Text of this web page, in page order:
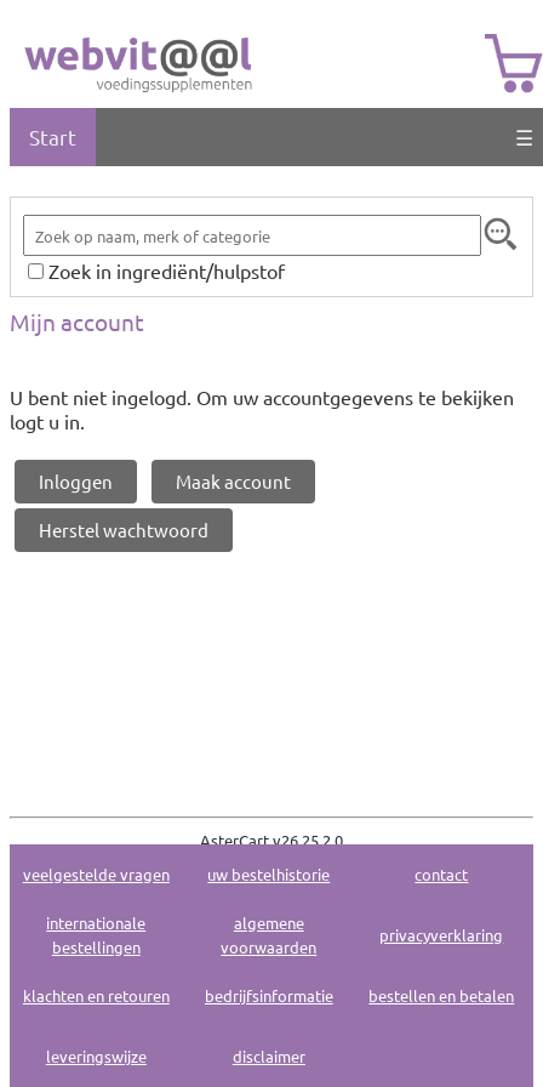
Start ☰
Zoek in ingrediënt/hulpstof
Mijn account
U bent niet ingelogd. Om uw accountgegevens te bekijken
logt u in.
veelgestelde vragen uw bestelhistorie contact
internationale
bestellingen
algemene
voorwaarden
privacyverklaring
klachten en retouren bedrijfsinformatie bestellen en betalen
leveringswijze disclaimer
AsterCart v26.25.2.0